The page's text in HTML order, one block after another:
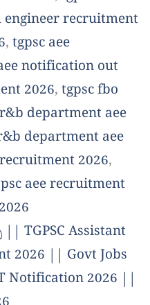
engineer recruitment
, tgpsc aee
notification out
2026, tgpsc fbo
department aee
department aee
2026,
aee recruitment
TGPSC Assistant
2026 || Govt Jobs
Notification 2026 ||